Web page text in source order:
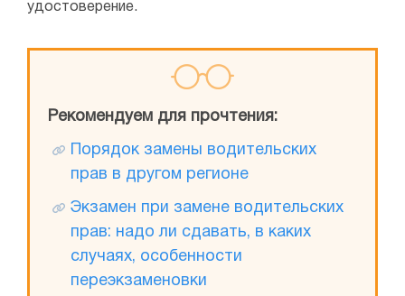
удостоверение.
Рекомендуем для прочтения:
Порядок замены водительских
прав в другом регионе
Экзамен при замене водительских
прав: надо ли сдавать, в каких
случаях, особенности
переэкзаменовки